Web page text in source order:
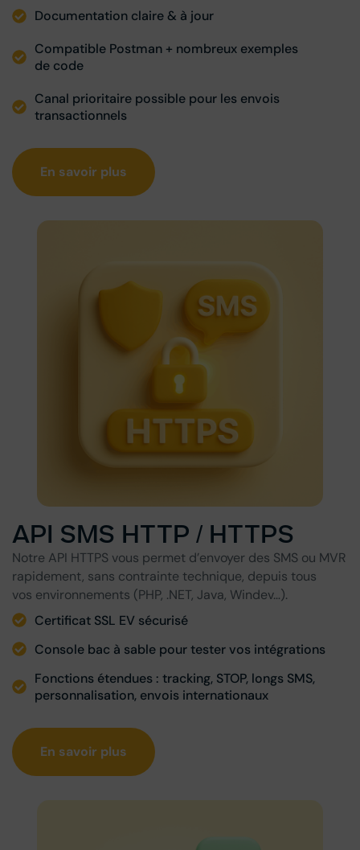
Documentation claire & à jour
Compatible Postman + nombreux exemples
de code
Canal prioritaire possible pour les envois
transactionnels
En savoir plus
API SMS HTTP / HTTPS
Notre API HTTPS vous permet d’envoyer des SMS ou MVR
rapidement, sans contrainte technique, depuis tous
vos environnements (PHP, .NET, Java, Windev…).
Certificat SSL EV sécurisé
Console bac à sable pour tester vos intégrations
Fonctions étendues : tracking, STOP, longs SMS,
personnalisation, envois internationaux
En savoir plus